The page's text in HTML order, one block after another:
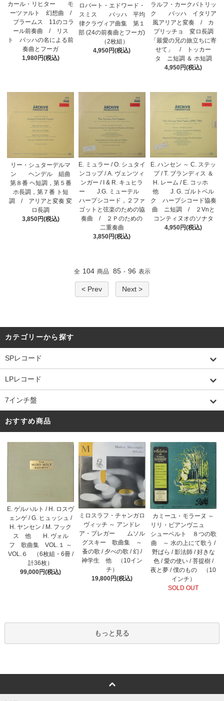
カール・リヒター モ
ーツァルト 幻想曲 /
ブラームス 11のコラ
ール前奏曲 / リス
ト バッハの名による前
奏曲とフーガ
1,980円(税込)
ロバート・エドワード・
スミス バッハ 平均
律クラヴィア曲集 第１
部 (24の前奏曲とフーガ)
（2枚組）
4,950円(税込)
ラルフ・カークパトリッ
ク バッハ イタリア
風アリアと変奏 / カ
プリッチョ 変ロ長調
「最愛の兄の旅立ちに寄
せて」 / トッカー
タ ニ短調 ＆ ホ短調
4,950円(税込)
リー・シュターデルマ
ン ヘンデル 組曲
第８番 ヘ短調，第５番
ホ長調，第７番 ト短
調 / アリアと変奏 変
ロ長調
3,850円(税込)
E. ミュラー / O. シュタイ
ンコップ / A. ヴェンツィ
ンガー / I & R. キュヒラ
ー J.G. ミューテル
ハープシコード，２ファ
ゴットと弦楽のための協
奏曲 / ２Ｐのための
二重奏曲
3,850円(税込)
E. ハンセン ～ C. ステッ
プ / T. ブランディス ＆
H. レーム / E. コッホ
他 J. G. ゴルトベル
ク ハープシコード協奏
曲 ニ短調 / ２Vnと
コンティヌオのソナタ
4,950円(税込)
全 104 商品 85 - 96 表示
< Prev Next >
カテゴリーから探す
SPレコード
LPレコード
7インチ盤
おすすめ商品
E. ゲルハルト / H. ロスヴ
ェンゲ / G. ヒュッシュ /
H. ヤンセン / M. フック
ス 他 H. ヴォル
フ 歌曲集 VOL.１ ～
VOL.６ （6枚組・6冊 /
計36枚）
99,000円(税込)
ミロスラフ・チャンガロ
ヴィッチ ～ アンドレ
ア・プレガー ムソル
グスキー 歌曲集 ～
蚤の歌 / 夕べの歌 / 幻 /
神学生 他 （10イン
チ）
19,800円(税込)
カミーユ・モラーヌ ～
リリ・ビアンヴニュ
シューベルト ８つの歌
曲 ～ 水の上にて歌う /
野ばら / 影法師 / 好きな
色 / 愛の使い / 菩提樹 /
夜と夢 / 僕のもの （10
インチ）
SOLD OUT
もっと見る